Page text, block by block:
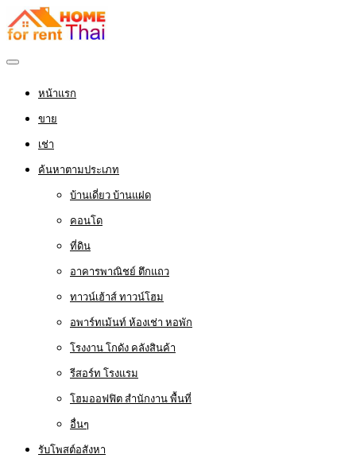
หน้าแรก
ขาย
เช่า
ค้นหาตามประเภท
บ้านเดี่ยว บ้านแฝด
คอนโด
ที่ดิน
อาคารพาณิชย์ ตึกแถว
ทาวน์เฮ้าส์ ทาวน์โฮม
อพาร์ทเม้นท์ ห้องเช่า หอพัก
โรงงาน โกดัง คลังสินค้า
รีสอร์ท โรงแรม
โฮมออฟฟิต สำนักงาน พื้นที่
อื่นๆ
รับโพสต์อสังหา